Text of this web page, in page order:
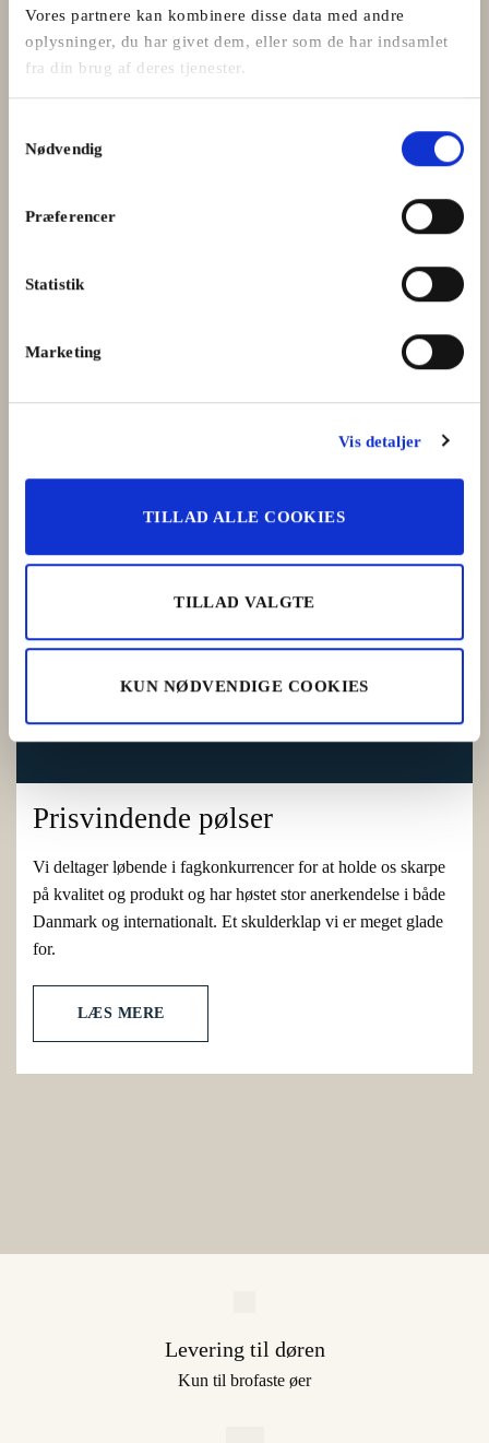
Vores partnere kan kombinere disse data med andre
oplysninger, du har givet dem, eller som de har indsamlet
fra din brug af deres tjenester.
Nødvendig
Præferencer
Statistik
Marketing
Vis detaljer
TILLAD ALLE COOKIES
TILLAD VALGTE
KUN NØDVENDIGE COOKIES
Nøgleordet for vores slagterhåndværk er den gode
og går aldrig på kompromis med kvaliteten, det sikrer dig
Prisvindende pølser
Vi deltager løbende i fagkonkurrencer for at holde os skarpe
på kvalitet og produkt og har høstet stor anerkendelse i både
Danmark og internationalt. Et skulderklap vi er meget glade
for.
LÆS MERE
Levering til døren
Kun til brofaste øer